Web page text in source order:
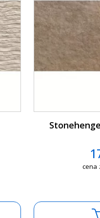
cena